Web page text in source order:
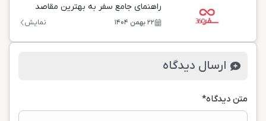
راهنمای جامع سفر به بهترین مقاصد
ایران
۲۲ بهمن ۱۴۰۴ نمایش
ارسال دیدگاه
متن دیدگاه*